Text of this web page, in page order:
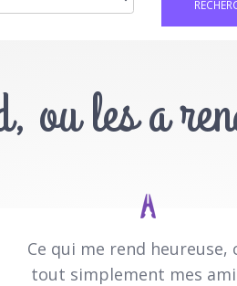
ou les a
Ce qui me rend heureuse,
tout simplement mes